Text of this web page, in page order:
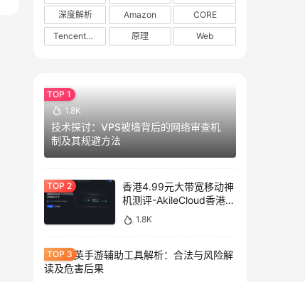
深度解析
Amazon
CORE
TencentOS
原理 Web
1.8K
技术探讨：VPS被墙背后的网络审查机
制及其规避方法
香港4.99元大带宽移动神
机测评-AkileCloud香港大
带宽服务器测评
1.8K
和平精英手游辅助工具解析：合法与风险解
读及危害后果